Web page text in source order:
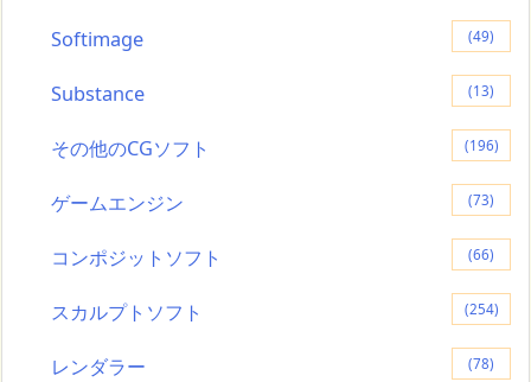
Softimage (49)
Substance (13)
その他のCGソフト (196)
ゲームエンジン (73)
コンポジットソフト (66)
スカルプトソフト (254)
レンダラー (78)